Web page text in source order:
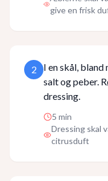
give en frisk
2
I en skål,
salt og peber.
dressing.
5 min
Dressing skal
citrusduft